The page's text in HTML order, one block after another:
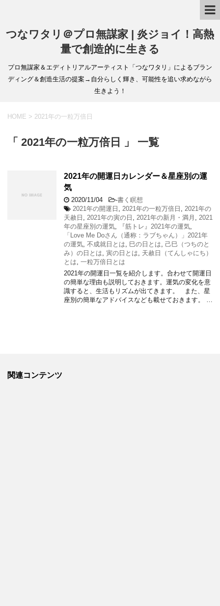
つなワタリ＠プロ無謀家 | 炎ジョイ！高熱
量で創造的に生きる
プロ無謀家＆エディトリアルアーティスト「つなワタリ」によるブラン
ディング＆創造生活の提案→自分らしく輝き、可能性を追い求めながら
生きよう！
HOME > 2021年の一粒万倍日
「 2021年の一粒万倍日 」 一覧
2021年の開運日カレンダー＆星座別の運
気
2020/11/04 -書く瞑想
2021年の開運日
2021年の一粒万倍日
2021年の
天赦日
2021年の寅の日 2021年の新月・満月
2021
年の星座別の運気
『筋トレ』2021年の運気
「Love Me Doさん（通称：ラブちゃん）」2021年
の運気 不成就日とは 巳の日とは 己巳（つちのと
み）の日とは
寅の日とは
天赦日（てんしゃにち）
とは 一粒万倍日とは
2021年の開運日一覧を紹介します。合わせて開運日
の簡単な理由も説明しておきます。運気の変化を意
識すると、生活もリズムが出てきます。 また、星
座別の簡単なアドバイスなども載せておきます。 …
関連コンテンツ